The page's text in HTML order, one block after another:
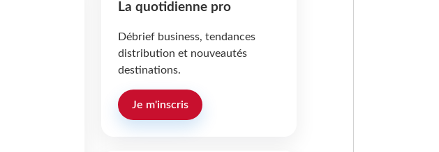
La quotidienne pro
Débrief business, tendances
distribution et nouveautés
destinations.
Je m'inscris